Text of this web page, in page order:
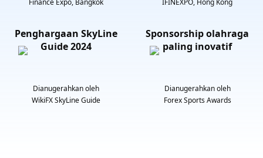
Finance Expo, Bangkok IFINEXPO, Hong Kong
Penghargaan SkyLine
Guide 2024
Dianugerahkan oleh
WikiFX SkyLine Guide
Sponsorship olahraga
paling inovatif
Dianugerahkan oleh
Forex Sports Awards